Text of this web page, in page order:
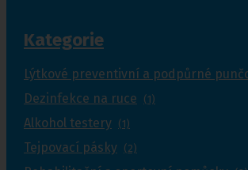
Kategorie
Lýtkové preventivní a podpůrné
Dezinfekce na ruce (1)
Alkohol testery (1)
Tejpovací pásky (2)